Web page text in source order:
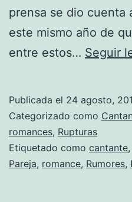
prensa se dio cuenta
este mismo año de
entre estos… Seguir
Publicada el 24 agosto,
Categorizado como
romances, Rupturas
Etiquetado como cantante,
Pareja, romance, Rumores,